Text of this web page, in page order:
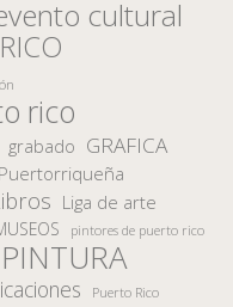
cultural
rico
grabado GRAFICA
Liga de arte
pintores de puerto rico
PINTURA
Puerto Rico